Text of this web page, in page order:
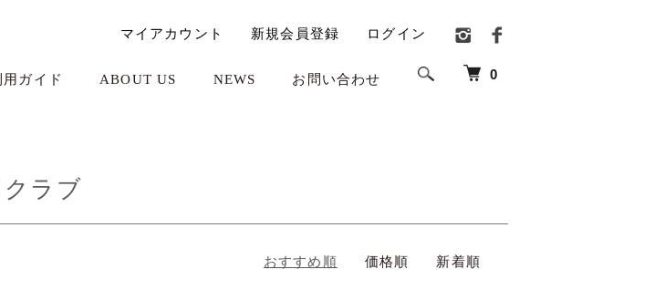
0
用ガイド ABOUT US NEWS お問い合わせ
マイアカウント 新規会員登録 ログイン
ラブ
おすすめ順 価格順 新着順